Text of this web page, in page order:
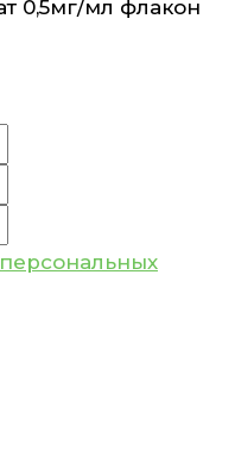
0,5мг/мл флакон
персональных